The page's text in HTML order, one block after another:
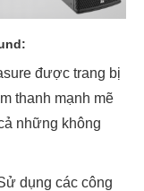
được trang bị
thanh mạnh mẽ
những không
dụng các công